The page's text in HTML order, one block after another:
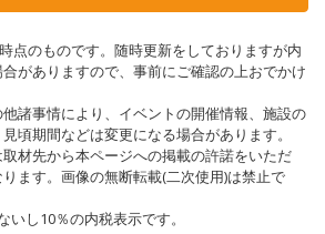
点のものです。随時更新をしておりますが内
がありますので、事前にご確認の上おでかけ
諸事情により、イベントの開催情報、施設の
頃期間などは変更になる場合があります。
材先から本ページへの掲載の許諾をいただ
ます。画像の無断転載(二次使用)は禁止で
し10％の内税表示です。